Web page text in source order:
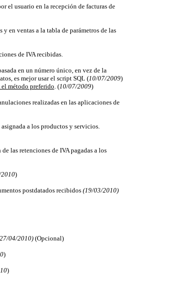
el usuario en la recepción de facturas de
en ventas a la tabla de parámetros de las
de IVA recibidas.
en un número único, en vez de la
es mejor usar el script SQL (10/07/2009)
el método preferido. (10/07/2009)
realizadas en las aplicaciones de
a los productos y servicios.
las retenciones de IVA pagadas a los
)
postdatados recibidos(19/03/2010)
04/2010)(Opcional)
)
)